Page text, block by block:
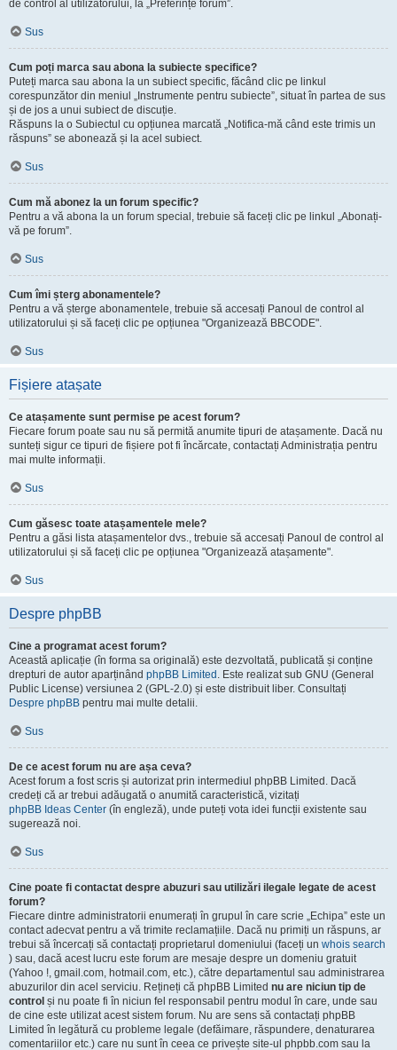
de control al utilizatorului, la „Preferințe forum”.
Sus
Cum poți marca sau abona la subiecte specifice?
Puteți marca sau abona la un subiect specific, făcând clic pe linkul
corespunzător din meniul „Instrumente pentru subiecte”, situat în partea de sus
și de jos a unui subiect de discuție.
Răspuns la o Subiectul cu opțiunea marcată „Notifica-mă când este trimis un
răspuns” se abonează și la acel subiect.
Sus
Cum mă abonez la un forum specific?
Pentru a vă abona la un forum special, trebuie să faceți clic pe linkul „Abonați-
vă pe forum”.
Sus
Cum îmi șterg abonamentele?
Pentru a vă șterge abonamentele, trebuie să accesați Panoul de control al
utilizatorului și să faceți clic pe opțiunea "Organizează BBCODE".
Sus
Fișiere atașate
Ce atașamente sunt permise pe acest forum?
Fiecare forum poate sau nu să permită anumite tipuri de atașamente. Dacă nu
sunteți sigur ce tipuri de fișiere pot fi încărcate, contactați Administrația pentru
mai multe informații.
Sus
Cum găsesc toate atașamentele mele?
Pentru a găsi lista atașamentelor dvs., trebuie să accesați Panoul de control al
utilizatorului și să faceți clic pe opțiunea "Organizează atașamente".
Sus
Despre phpBB
Cine a programat acest forum?
Această aplicație (în forma sa originală) este dezvoltată, publicată și conține
drepturi de autor aparținând phpBB Limited . Este realizat sub GNU (General
Public License) versiunea 2 (GPL-2.0) și este distribuit liber. Consultați
Despre phpBB pentru mai multe detalii.
Sus
De ce acest forum nu are așa ceva?
Acest forum a fost scris și autorizat prin intermediul phpBB Limited. Dacă
credeți că ar trebui adăugată o anumită caracteristică, vizitați
phpBB Ideas Center (în engleză), unde puteți vota idei funcții existente sau
sugerează noi.
Sus
Cine poate fi contactat despre abuzuri sau utilizări ilegale legate de acest
forum?
Fiecare dintre administratorii enumerați în grupul în care scrie „Echipa” este un
contact adecvat pentru a vă trimite reclamațiile. Dacă nu primiți un răspuns, ar
trebui să încercați să contactați proprietarul domeniului (faceți un whois search
) sau, dacă acest lucru este forum are mesaje despre un domeniu gratuit
(Yahoo !, gmail.com, hotmail.com, etc.), către departamentul sau administrarea
abuzurilor din acel serviciu. Rețineți că phpBB Limited nu are niciun tip de
control și nu poate fi în niciun fel responsabil pentru modul în care, unde sau
de cine este utilizat acest sistem forum. Nu are sens să contactați phpBB
Limited în legătură cu probleme legale (defăimare, răspundere, denaturarea
comentariilor etc.) care nu sunt în ceea ce privește site-ul phpbb.com sau la